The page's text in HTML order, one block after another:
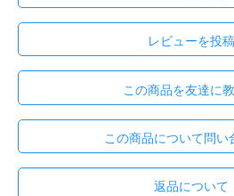
レビューを投稿
この商品を友達に
この商品について問い
返品について